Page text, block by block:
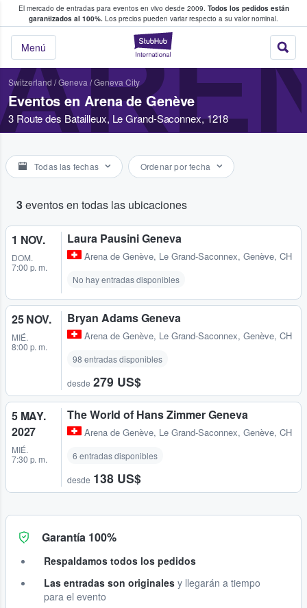
El mercado de entradas para eventos en vivo desde 2009. Todos los pedidos están
garantizados al 100%. Los precios pueden variar respecto a su valor nominal.
StubHub:
Menú
y venta de entradas entre fans
Switzerland /Geneva /Geneva City
Eventos en Arena de Genève
3 Route des Batailleux, Le Grand-Saconnex, 1218
Todas las fechas Ordenar por fecha
3eventos en todas las ubicaciones
1 NOV.
DOM.
7:00 p. m.
Laura Pausini Geneva
Arena de Genève, Le Grand-Saconnex, Genève, CH
No hay entradas disponibles
25 NOV.
MIÉ.
8:00 p. m.
Bryan Adams Geneva
Arena de Genève, Le Grand-Saconnex, Genève, CH
98 entradas disponibles
desde 279 US$
5 MAY.
2027
MIÉ.
7:30 p. m.
The World of Hans Zimmer Geneva
Arena de Genève, Le Grand-Saconnex, Genève, CH
6 entradas disponibles
desde 138 US$
Garantía 100%
Respaldamos todos los pedidos
Las entradas son originales y llegarán a tiempo
para el evento